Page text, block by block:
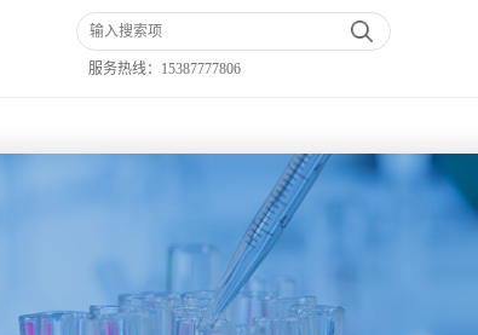
服务热线： 15387777806